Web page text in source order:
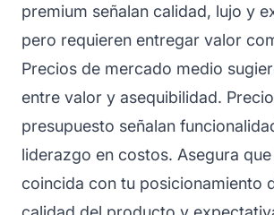
premium señalan calidad, lujo y
pero requieren entregar valor
Precios de mercado medio
entre valor y asequibilidad.
presupuesto señalan
liderazgo en costos. Asegura
coincida con tu posicionamiento